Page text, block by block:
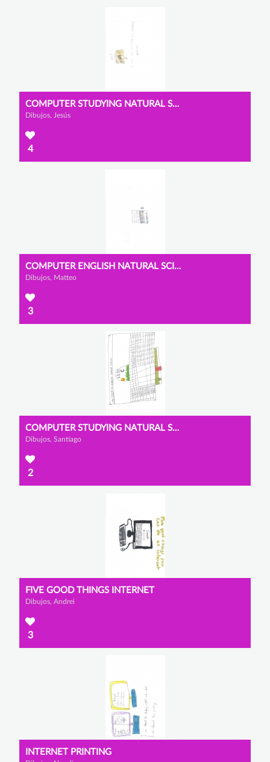
COMPUTER STUDYING NATURAL SCIENCES
Dibujos, Jesús
4
COMPUTER ENGLISH NATURAL SCIENCES
Dibujos, Matteo
3
COMPUTER STUDYING NATURAL SCIENCES
Dibujos, Santiago
2
FIVE GOOD THINGS INTERNET
Dibujos, Andrei
3
INTERNET PRINTING